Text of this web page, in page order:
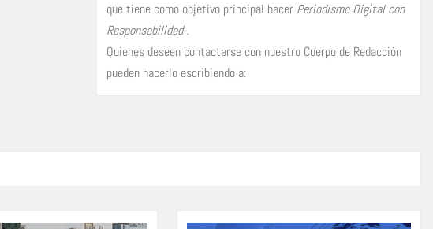
que tiene como objetivo principal hacer Periodismo Digital con
Responsabilidad.
Quienes deseen contactarse con nuestro Cuerpo de Redacción
pueden hacerlo escribiendo a: